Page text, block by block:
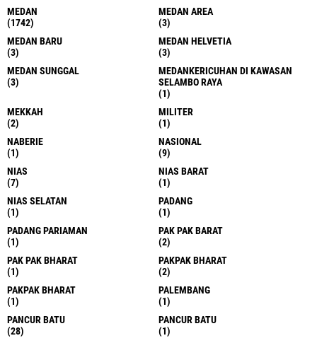
MEDAN
(1742)
MEDAN AREA
(3)
MEDAN BARU
(3)
MEDAN HELVETIA
(3)
MEDAN SUNGGAL
(3)
MEDANKERICUHAN DI KAWASAN
SELAMBO RAYA
(1)
MEKKAH
(2)
MILITER
(1)
NABERIE
(1)
NASIONAL
(9)
NIAS
(7)
NIAS BARAT
(1)
NIAS SELATAN
(1)
PADANG
(1)
PADANG PARIAMAN
(1)
PAK PAK BARAT
(2)
PAK PAK BHARAT
(1)
PAKPAK BHARAT
(2)
PAKPAK BHARAT
(1)
PALEMBANG
(1)
PANCUR BATU
(28)
PANCUR BATU
(1)